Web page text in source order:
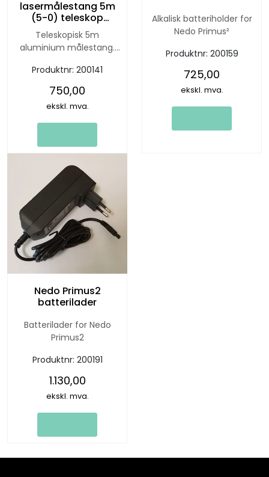
lasermålestang 5m
(5-0) teleskop
m/clip-on libelle
Teleskopisk 5m
aluminium målestang.
stålforsterkede knapper.
Produktnr: 200141
750,00
ekskl. mva.
Alkalisk batteriholder for
Nedo Primus²
Produktnr: 200159
725,00
ekskl. mva.
Nedo Primus2
batterilader
Batterilader for Nedo
Primus2
Produktnr: 200191
1.130,00
ekskl. mva.